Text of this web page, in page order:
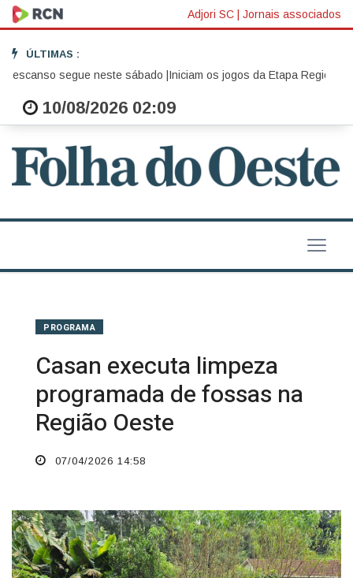
Adjori SC | Jornais associados
ÚLTIMAS :
segue neste sábado |Iniciam os jogos da Etapa Regional
10/08/2026 02:09
PROGRAMA
Casan executa limpeza
programada de fossas na
Região Oeste
07/04/2026 14:58